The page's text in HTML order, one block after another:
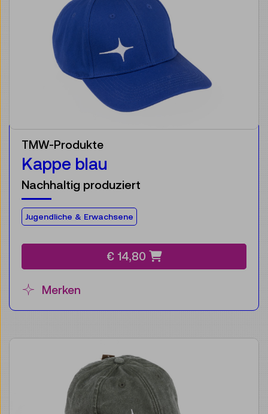
TMW-Produkte
Kappe blau
Nachhaltig produziert
Für die Zielgruppe:
Jugendliche & Erwachsene
€ 14,80
Merken